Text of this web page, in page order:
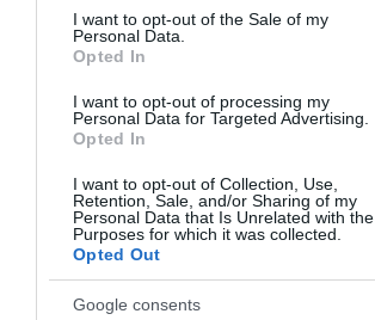
consent section.
I want to opt-out of the Sale of my
Personal Data.
Opted In
I want to opt-out of processing my
Personal Data for Targeted Advertising.
Opted In
I want to opt-out of Collection, Use,
Retention, Sale, and/or Sharing of my
Personal Data that Is Unrelated with the
Purposes for which it was collected.
Opted Out
Google consents
Értékelések
5.0 5 1